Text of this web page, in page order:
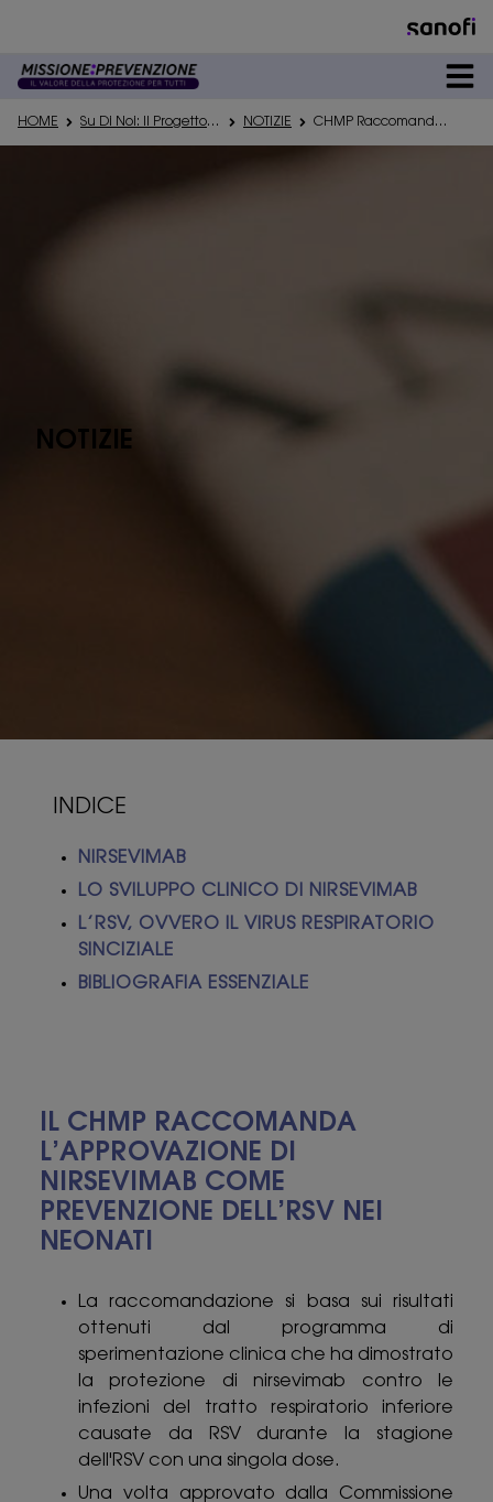
DEDICATO A
Registrati
HOME Su Di Noi: Il Progetto Di Informazione Missioneprevenzione NOTIZIE CHMP Raccomanda Nirsevimab Protezione RSV Bimbi
NOTIZIE
IL CHMP RACCOMANDA
L’APPROVAZIONE DI
NIRSEVIMAB COME
PREVENZIONE DELL’RSV NEI
NEONATI
La raccomandazione si basa sui risultati
ottenuti dal programma di
sperimentazione clinica che ha dimostrato
la protezione di nirsevimab contro le
infezioni del tratto respiratorio inferiore
causate da RSV durante la stagione
dell'RSV con una singola dose.
Una volta approvato dalla Commissione
INDICE
NIRSEVIMAB
LO SVILUPPO CLINICO DI NIRSEVIMAB
L’RSV, OVVERO IL VIRUS RESPIRATORIO
SINCIZIALE
BIBLIOGRAFIA ESSENZIALE